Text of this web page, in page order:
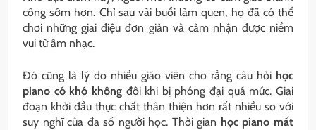
công sớm hơn. Chỉ sau vài buổi làm quen, họ đã có thể
chơi những giai điệu đơn giản và cảm nhận được niềm
vui từ âm nhạc.
Đó cũng là lý do nhiều giáo viên cho rằng câu hỏi học
piano có khó khôngđôi khi bị phóng đại quá mức. Giai
đoạn khởi đầu thực chất thân thiện hơn rất nhiều so với
suy nghĩ của đa số người học. Thời gian học piano mất